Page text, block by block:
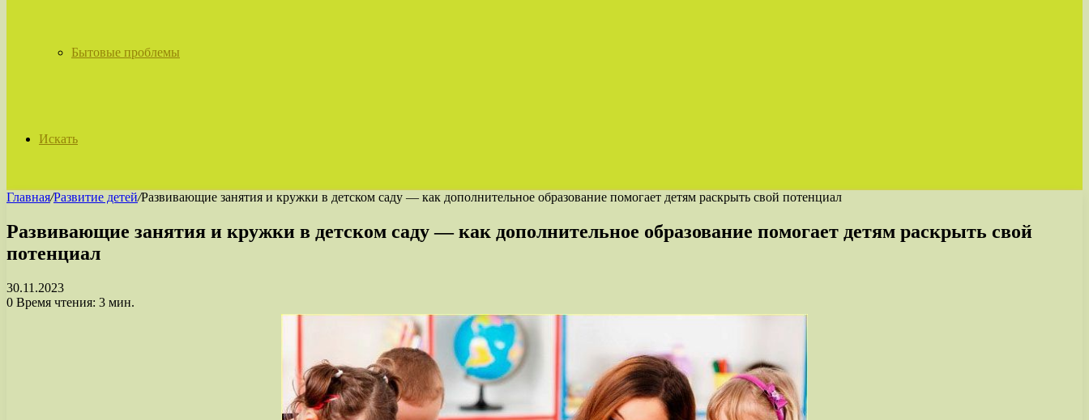
Бытовые проблемы
Искать
Главная/Развитие детей/Развивающие занятия и кружки в детском саду — как дополнительное образование помогает детям раскрыть свой потенциал
Развивающие занятия и кружки в детском саду — как дополнительное образование помогает детям раскрыть свой
потенциал
30.11.2023
0 Время чтения: 3 мин.